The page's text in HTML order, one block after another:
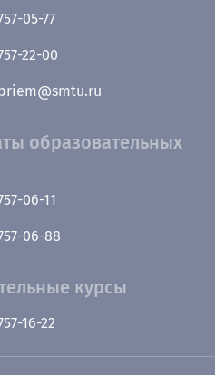
05-77
22-00
образовательных
06-11
06-88
курсы
16-22